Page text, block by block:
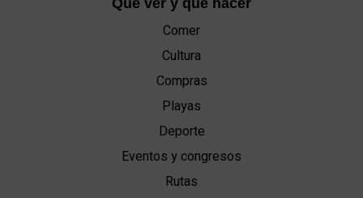
Qué ver y qué hacer
Comer
Cultura
Compras
Playas
Deporte
Eventos y congresos
Rutas